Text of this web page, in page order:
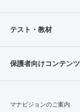
テスト・教材
保護者向けコンテンツ
マナビジョンのご案内